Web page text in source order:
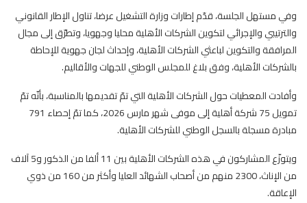
وفي مستهل الجلسة، قدّم إطارات وزارة التشغيل عرضا، تناول الإطار القانوني
والترتيبي والإجرائي لتكوين الشركات الأهلية محليا وجهويا، وتطرّق إلى مجال
المرافقة والتكوين لباعثي الشركات الأهلية، وإحداث لجان جهوية للإحاطة
بالشركات الأهلية، وفق بلاغ للمجلس الوطني للجهات والأقاليم.
وأفادت المعطيات حول الشركات الأهلية التي تمّ تقديمها بالمناسبة، بأنّه تمّ
تمويل 75 شركة أهلية إلى موفى شهر مارس 2026، كما تمّ إحصاء 791
مبادرة مسجلة بالسجل الوطني للشركات الأهلية.
ويتوزّع المشاركون في هذه الشركات الأهلية بين 11 ألفا من الذكور و5 آلاف
من الإناث، 2300 منهم من أصحاب الشهائد العليا وأكثر من 160 من ذوي
الإعاقة.